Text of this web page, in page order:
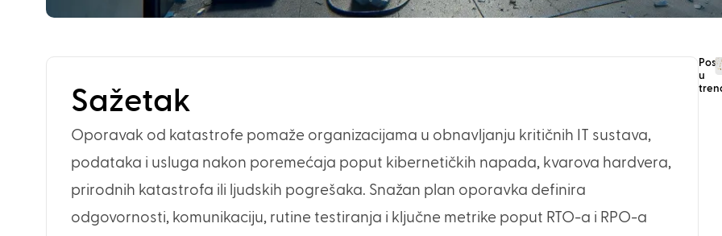
Sažetak
Oporavak od katastrofe pomaže organizacijama u obnavljanju kritičnih IT sustava,
podataka i usluga nakon poremećaja poput kibernetičkih napada, kvarova hardvera,
prirodnih katastrofa ili ljudskih pogrešaka. Snažan plan oporavka definira
odgovornosti, komunikaciju, rutine testiranja i ključne metrike poput RTO-a i RPO-a
u